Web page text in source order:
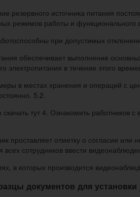
резервного источника питания
режимов работы и
при допустимых
обеспечивает выполнение
электропитания в течение этого
в местах хранения и операций с
5.2.
тут 4. Ознакомить
проставляет отметку о согласии или
всех сотрудников ввести
в которых производится
документов для